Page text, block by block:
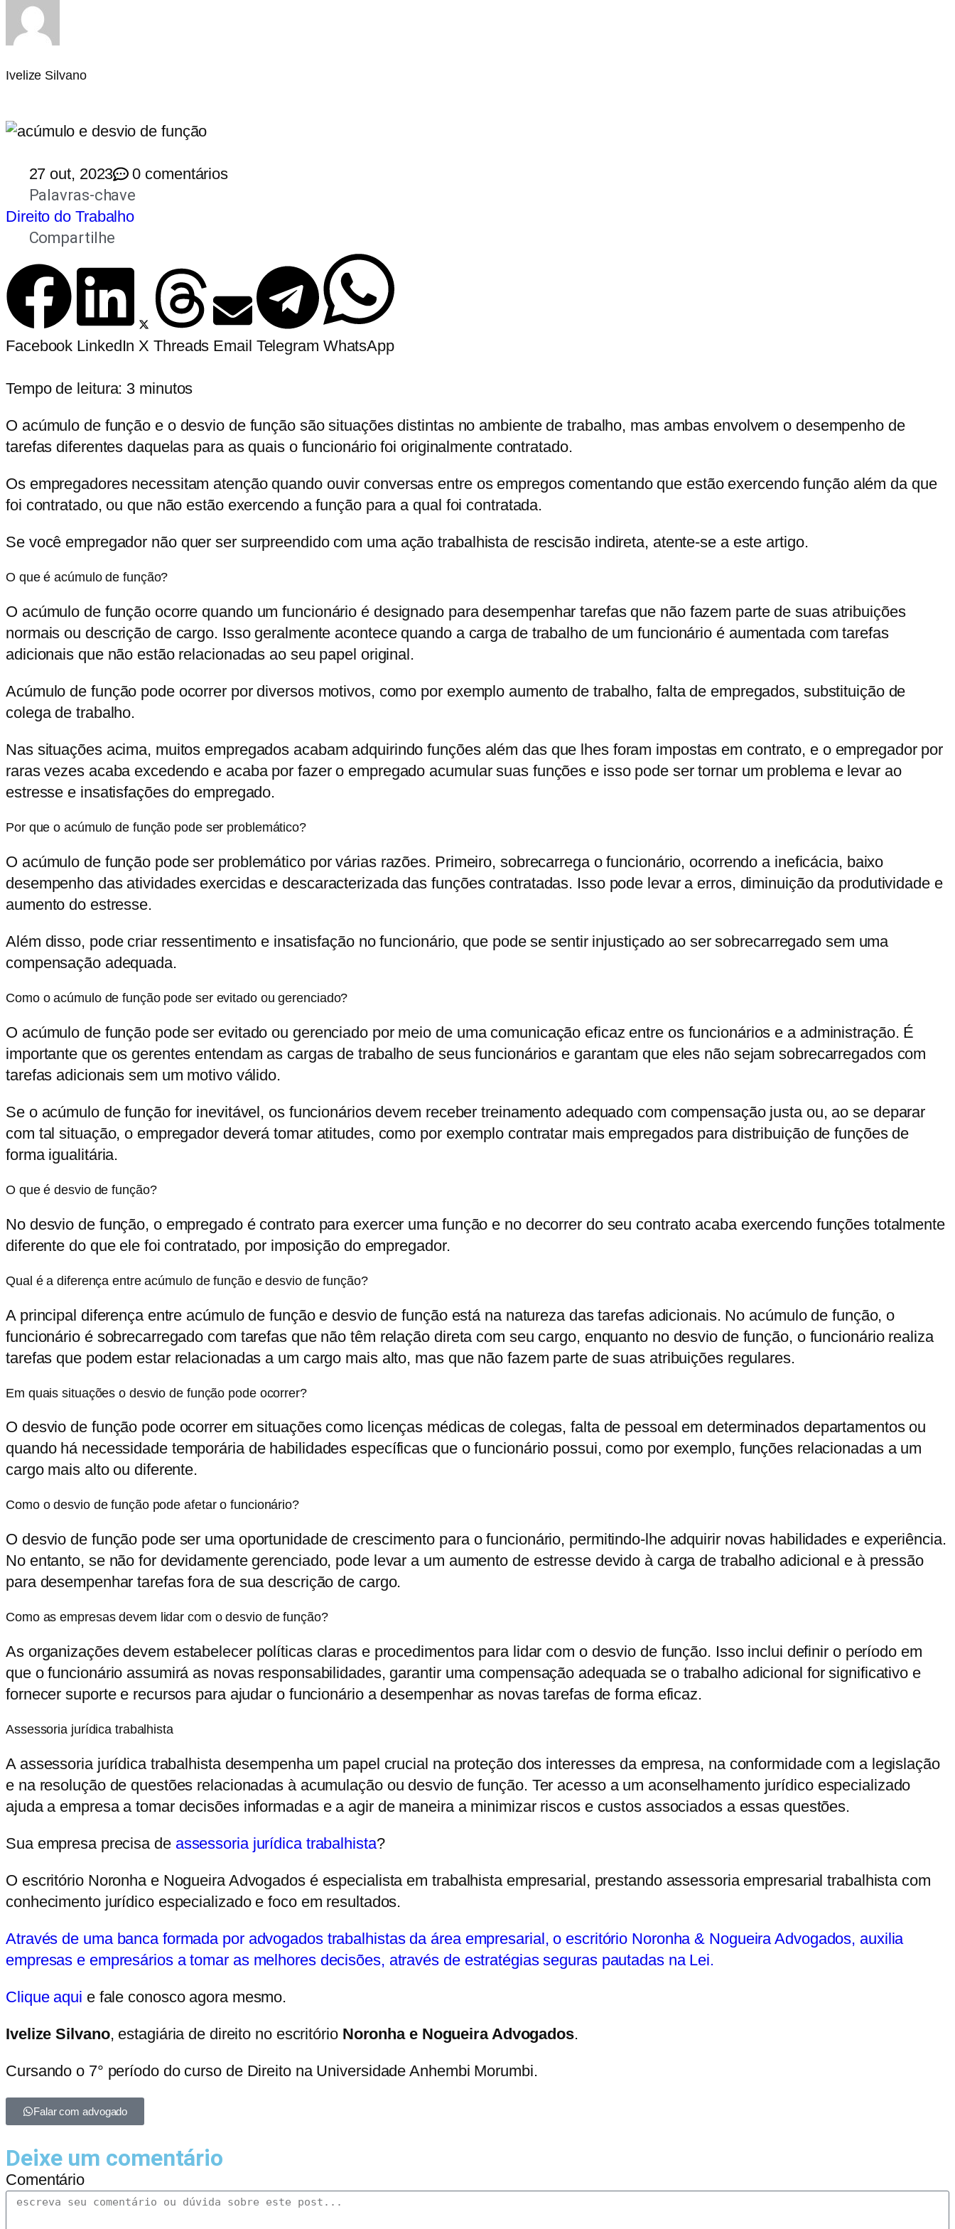
Ivelize Silvano
27 out, 2023
0 comentários
Palavras-chave
Direito do Trabalho
Compartilhe
Facebook LinkedIn X Threads Email Telegram WhatsApp
Tempo de leitura: 3 minutos
O acúmulo de função e o desvio de função são situações distintas no ambiente de trabalho, mas ambas envolvem o desempenho de
tarefas diferentes daquelas para as quais o funcionário foi originalmente contratado.
Os empregadores necessitam atenção quando ouvir conversas entre os empregos comentando que estão exercendo função além da que
foi contratado, ou que não estão exercendo a função para a qual foi contratada.
Se você empregador não quer ser surpreendido com uma ação trabalhista de rescisão indireta, atente-se a este artigo.
O que é acúmulo de função?
O acúmulo de função ocorre quando um funcionário é designado para desempenhar tarefas que não fazem parte de suas atribuições
normais ou descrição de cargo. Isso geralmente acontece quando a carga de trabalho de um funcionário é aumentada com tarefas
adicionais que não estão relacionadas ao seu papel original.
Acúmulo de função pode ocorrer por diversos motivos, como por exemplo aumento de trabalho, falta de empregados, substituição de
colega de trabalho.
Nas situações acima, muitos empregados acabam adquirindo funções além das que lhes foram impostas em contrato, e o empregador por
raras vezes acaba excedendo e acaba por fazer o empregado acumular suas funções e isso pode ser tornar um problema e levar ao
estresse e insatisfações do empregado.
Por que o acúmulo de função pode ser problemático?
O acúmulo de função pode ser problemático por várias razões. Primeiro, sobrecarrega o funcionário, ocorrendo a ineficácia, baixo
desempenho das atividades exercidas e descaracterizada das funções contratadas. Isso pode levar a erros, diminuição da produtividade e
aumento do estresse.
Além disso, pode criar ressentimento e insatisfação no funcionário, que pode se sentir injustiçado ao ser sobrecarregado sem uma
compensação adequada.
Como o acúmulo de função pode ser evitado ou gerenciado?
O acúmulo de função pode ser evitado ou gerenciado por meio de uma comunicação eficaz entre os funcionários e a administração. É
importante que os gerentes entendam as cargas de trabalho de seus funcionários e garantam que eles não sejam sobrecarregados com
tarefas adicionais sem um motivo válido.
Se o acúmulo de função for inevitável, os funcionários devem receber treinamento adequado com compensação justa ou, ao se deparar
com tal situação, o empregador deverá tomar atitudes, como por exemplo contratar mais empregados para distribuição de funções de
forma igualitária.
O que é desvio de função?
No desvio de função, o empregado é contrato para exercer uma função e no decorrer do seu contrato acaba exercendo funções totalmente
diferente do que ele foi contratado, por imposição do empregador.
Qual é a diferença entre acúmulo de função e desvio de função?
A principal diferença entre acúmulo de função e desvio de função está na natureza das tarefas adicionais. No acúmulo de função, o
funcionário é sobrecarregado com tarefas que não têm relação direta com seu cargo, enquanto no desvio de função, o funcionário realiza
tarefas que podem estar relacionadas a um cargo mais alto, mas que não fazem parte de suas atribuições regulares.
Em quais situações o desvio de função pode ocorrer?
O desvio de função pode ocorrer em situações como licenças médicas de colegas, falta de pessoal em determinados departamentos ou
quando há necessidade temporária de habilidades específicas que o funcionário possui, como por exemplo, funções relacionadas a um
cargo mais alto ou diferente.
Como o desvio de função pode afetar o funcionário?
O desvio de função pode ser uma oportunidade de crescimento para o funcionário, permitindo-lhe adquirir novas habilidades e experiência.
No entanto, se não for devidamente gerenciado, pode levar a um aumento de estresse devido à carga de trabalho adicional e à pressão
para desempenhar tarefas fora de sua descrição de cargo.
Como as empresas devem lidar com o desvio de função?
As organizações devem estabelecer políticas claras e procedimentos para lidar com o desvio de função. Isso inclui definir o período em
que o funcionário assumirá as novas responsabilidades, garantir uma compensação adequada se o trabalho adicional for significativo e
fornecer suporte e recursos para ajudar o funcionário a desempenhar as novas tarefas de forma eficaz.
Assessoria jurídica trabalhista
A assessoria jurídica trabalhista desempenha um papel crucial na proteção dos interesses da empresa, na conformidade com a legislação
e na resolução de questões relacionadas à acumulação ou desvio de função. Ter acesso a um aconselhamento jurídico especializado
ajuda a empresa a tomar decisões informadas e a agir de maneira a minimizar riscos e custos associados a essas questões.
Sua empresa precisa de assessoria jurídica trabalhista?
O escritório Noronha e Nogueira Advogados é especialista em trabalhista empresarial, prestando assessoria empresarial trabalhista com
conhecimento jurídico especializado e foco em resultados.
Através de uma banca formada por advogados trabalhistas da área empresarial, o escritório Noronha & Nogueira Advogados, auxilia
empresas e empresários a tomar as melhores decisões, através de estratégias seguras pautadas na Lei.
Clique aqui e fale conosco agora mesmo.
Ivelize Silvano, estagiária de direito no escritório Noronha e Nogueira Advogados.
Cursando o 7° período do curso de Direito na Universidade Anhembi Morumbi.
Falar com advogado
Deixe um comentário
Comentário